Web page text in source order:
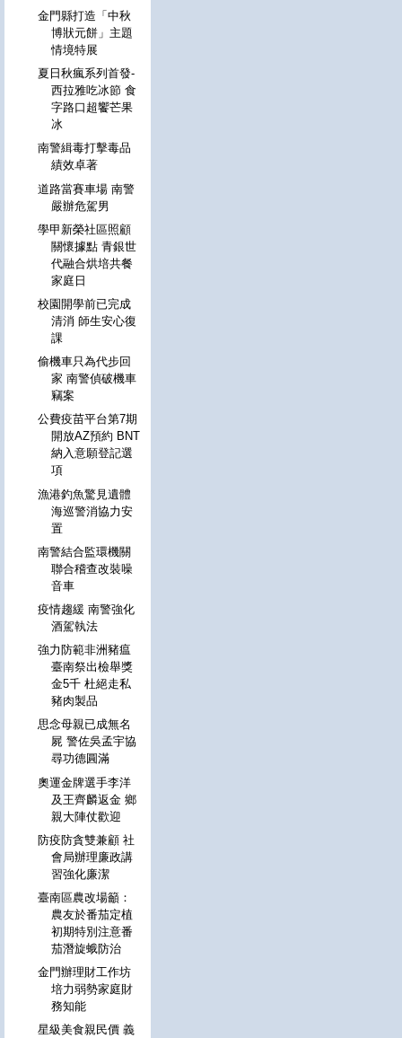
金門縣打造「中秋
博狀元餅」主題
情境特展
夏日秋瘋系列首發-
西拉雅吃冰節 食
字路口超饗芒果
冰
南警緝毒打擊毒品
績效卓著
道路當賽車場 南警
嚴辦危駕男
學甲新榮社區照顧
關懷據點 青銀世
代融合烘培共餐
家庭日
校園開學前已完成
清消 師生安心復
課
偷機車只為代步回
家 南警偵破機車
竊案
公費疫苗平台第7期
開放AZ預約 BNT
納入意願登記選
項
漁港釣魚驚見遺體
海巡警消協力安
置
南警結合監環機關
聯合稽查改裝噪
音車
疫情趨緩 南警強化
酒駕執法
強力防範非洲豬瘟
臺南祭出檢舉獎
金5千 杜絕走私
豬肉製品
思念母親已成無名
屍 警佐吳孟宇協
尋功德圓滿
奧運金牌選手李洋
及王齊麟返金 鄉
親大陣仗歡迎
防疫防貪雙兼顧 社
會局辦理廉政講
習強化廉潔
臺南區農改場籲：
農友於番茄定植
初期特別注意番
茄潛旋蛾防治
金門辦理財工作坊
培力弱勢家庭財
務知能
星級美食親民價 義